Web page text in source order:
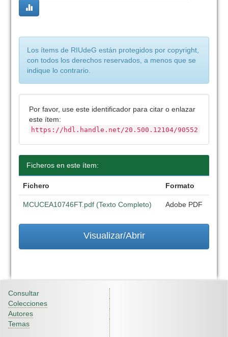
Los ítems de RIUdeG están protegidos por copyright,
con todos los derechos reservados, a menos que se
indique lo contrario.
Por favor, use este identificador para citar o enlazar
este ítem:
https://hdl.handle.net/20.500.12104/90552
Ficheros en este ítem:
Fichero Formato
MCUCEA10746FT.pdf (Texto Completo) Adobe PDF
Visualizar/Abrir
Consultar
Colecciones
Autores
Temas